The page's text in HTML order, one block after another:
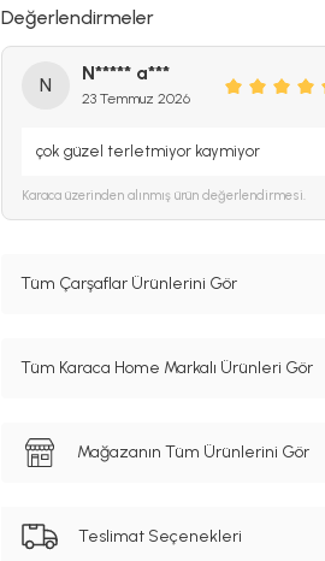
Değerlendirmeler
N
N***** a***
23 Temmuz 2026
çok güzel terletmiyor kaymiyor
Karaca üzerinden alınmış ürün değerlendirmesi.
Tüm Çarşaflar Ürünlerini Gör
Tüm Karaca Home Markalı Ürünleri Gör
Mağazanın Tüm Ürünlerini Gör
Teslimat Seçenekleri